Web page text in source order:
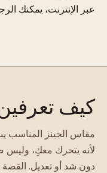
عبر الإنترنت، يمكنك
كيف
مقاس الجينز المناسب
لأنه يتحرك معكِ، وليس
دون شد أو تعديل.